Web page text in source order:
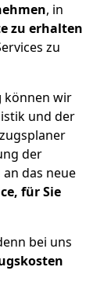
, in
zu erhalten
zu
können wir
und der
der
das neue
für Sie
bei uns